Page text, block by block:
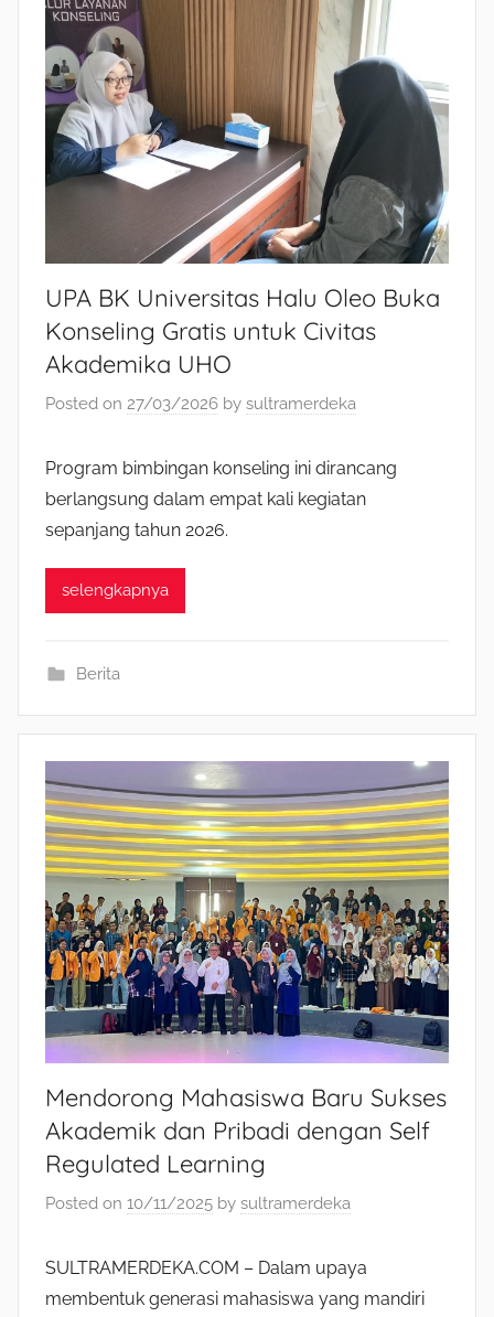
UPA BK Universitas Halu Oleo Buka
Konseling Gratis untuk Civitas
Akademika UHO
Posted on 27/03/2026 by sultramerdeka
Program bimbingan konseling ini dirancang
berlangsung dalam empat kali kegiatan
sepanjang tahun 2026.
selengkapnya
Berita
Mendorong Mahasiswa Baru Sukses
Akademik dan Pribadi dengan Self
Regulated Learning
Posted on 10/11/2025 by sultramerdeka
SULTRAMERDEKA.COM – Dalam upaya
membentuk generasi mahasiswa yang mandiri